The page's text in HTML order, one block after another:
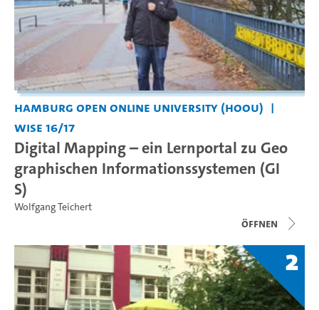
Hamburg Open Online University (HOOU)
WiSe 16/17
Digital Mapping – ein Lernportal zu Geo
graphischen Informationssystemen (GI
S)
Wolfgang Teichert
Öffnen
2